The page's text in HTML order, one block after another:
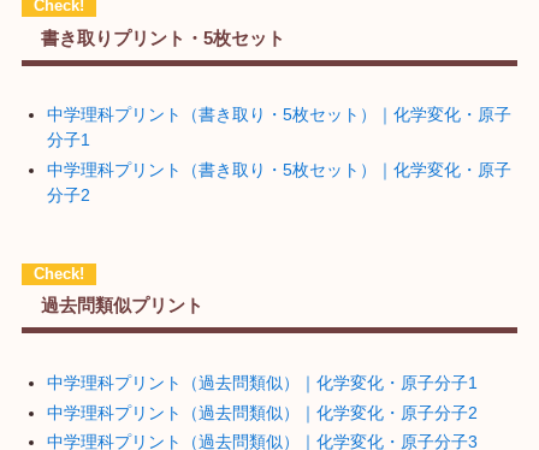
書き取りプリント・5枚セット
中学理科プリント（書き取り・5枚セット）｜化学変化・原子
分子1
中学理科プリント（書き取り・5枚セット）｜化学変化・原子
分子2
過去問類似プリント
中学理科プリント（過去問類似）｜化学変化・原子分子1
中学理科プリント（過去問類似）｜化学変化・原子分子2
中学理科プリント（過去問類似）｜化学変化・原子分子3